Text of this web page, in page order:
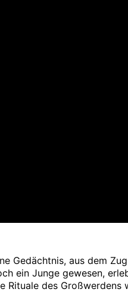
Gedächtnis, aus dem
ein Junge gewesen,
Rituale des Großwerdens